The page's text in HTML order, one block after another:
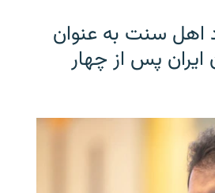
اهل سنت به عنوان
ایران پس از چهار